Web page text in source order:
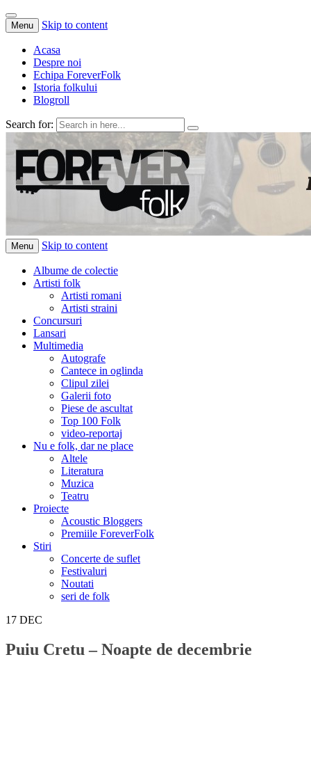
Menu Skip to content
Acasa
Despre noi
Echipa ForeverFolk
Istoria folkului
Blogroll
Search for:
ForeverFolk
Muzica sufletului tau
Menu Skip to content
Albume de colectie
Artisti folk
Artisti romani
Artisti straini
Concursuri
Lansari
Multimedia
Autografe
Cantece in oglinda
Clipul zilei
Galerii foto
Piese de ascultat
Top 100 Folk
video-reportaj
Nu e folk, dar ne place
Altele
Literatura
Muzica
Teatru
Proiecte
Acoustic Bloggers
Premiile ForeverFolk
Stiri
Concerte de suflet
Festivaluri
Noutati
seri de folk
17 DEC
Puiu Cretu – Noapte de decembrie